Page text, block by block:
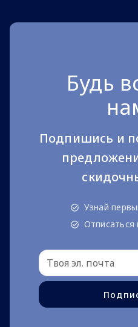
Будь
Подпишись и
Узнай